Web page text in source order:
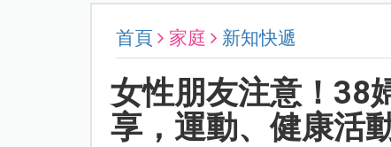
首頁 家庭 新知快遞
女性朋友注意！38
享，運動、健康活